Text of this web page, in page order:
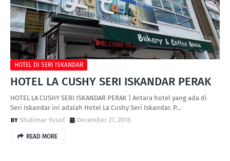
HOTEL DI SERI ISKANDAR
HOTEL LA CUSHY SERI ISKANDAR PERAK
HOTEL LA CUSHY SERI ISKANDAR PERAK | Antara hotel yang ada di
Seri Iskandar ini adalah Hotel La Cushy Seri Iskandar. P…
Shalimar Yusof
December 27, 2016
READ MORE